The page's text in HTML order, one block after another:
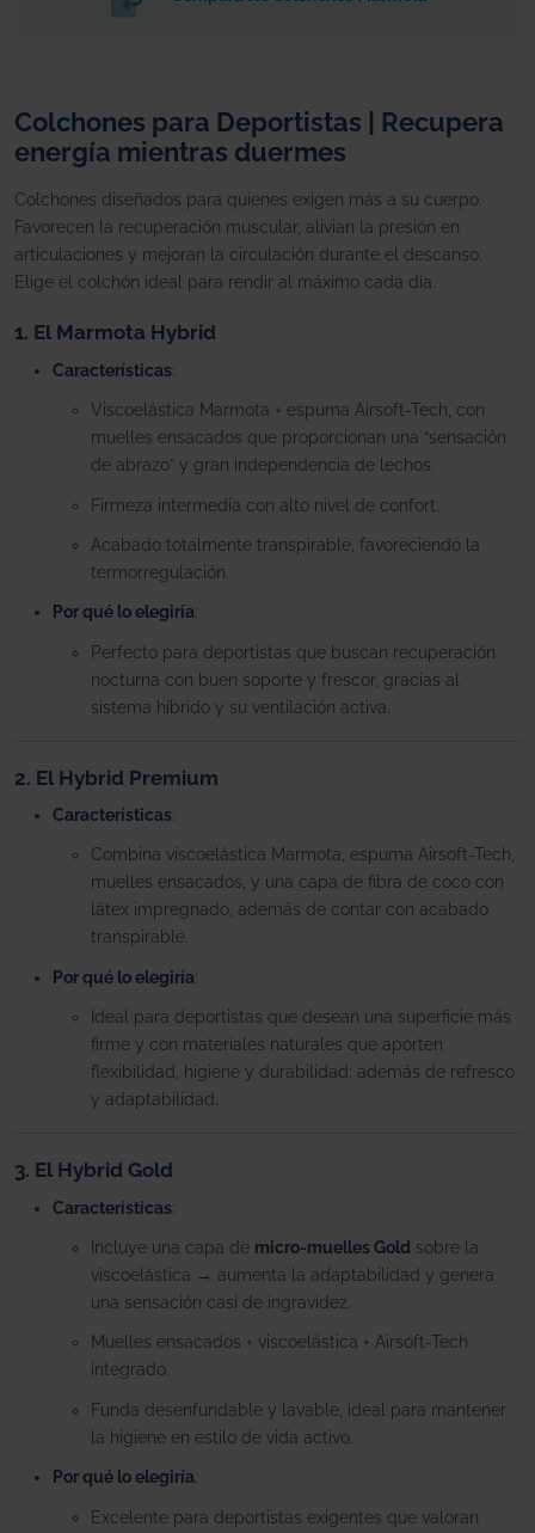
Colchones para Deportistas | Recupera
energía mientras duermes
Colchones diseñados para quienes exigen más a su cuerpo.
Favorecen la recuperación muscular, alivian la presión en
articulaciones y mejoran la circulación durante el descanso.
Elige el colchón ideal para rendir al máximo cada día.
1. El Marmota Hybrid
Características:
Viscoelástica Marmota + espuma Airsoft-Tech, con
muelles ensacados que proporcionan una “sensación
de abrazo” y gran independencia de lechos.
Firmeza intermedia con alto nivel de confort.
Acabado totalmente transpirable, favoreciendo la
termorregulación.
Por qué lo elegiría:
Perfecto para deportistas que buscan recuperación
nocturna con buen soporte y frescor, gracias al
sistema híbrido y su ventilación activa.
2. El Hybrid Premium
Características:
Combina viscoelástica Marmota, espuma Airsoft-Tech,
muelles ensacados, y una capa de fibra de coco con
látex impregnado, además de contar con acabado
transpirable.
Por qué lo elegiría:
Ideal para deportistas que desean una superficie más
firme y con materiales naturales que aporten
flexibilidad, higiene y durabilidad; además de refresco
y adaptabilidad.
3. El Hybrid Gold
Características:
Incluye una capa de micro-muelles Gold sobre la
viscoelástica → aumenta la adaptabilidad y genera
una sensación casi de ingravidez.
Muelles ensacados + viscoelástica + Airsoft-Tech
integrado.
Funda desenfundable y lavable, ideal para mantener
la higiene en estilo de vida activo.
Por qué lo elegiría:
Excelente para deportistas exigentes que valoran